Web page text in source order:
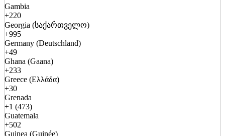
Gambia
+220
Georgia (საქართველო)
+995
Germany (Deutschland)
+49
Ghana (Gaana)
+233
Greece (Ελλάδα)
+30
Grenada
+1 (473)
Guatemala
+502
Guinea (Guinée)